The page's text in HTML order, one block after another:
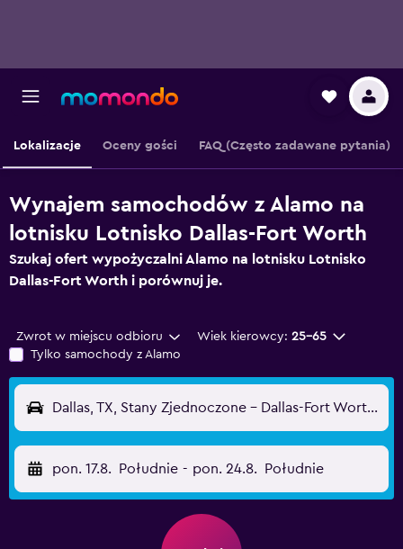
Lokalizacje Oceny gości FAQ (Często zadawane pytania)
Wynajem samochodów z Alamo na
lotnisku Lotnisko Dallas-Fort Worth
Szukaj ofert wypożyczalni Alamo na lotnisku Lotnisko
Dallas-Fort Worth i porównuj je.
Zwrot w miejscu odbioru Wiek kierowcy: 25-65
Tylko samochody z Alamo
Dallas, TX, Stany Zjednoczone - Dallas-Fort Worth (DFW)
pon. 17.8. Południe - pon. 24.8. Południe